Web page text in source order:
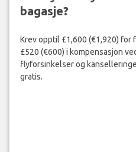
bagasje?
Krev opptil £1,600 (€1,920)
£520 (€600) i kompensasjon
flyforsinkelser og
gratis.